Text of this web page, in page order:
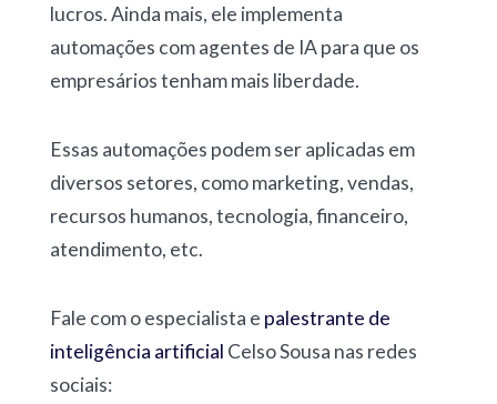
lucros. Ainda mais, ele implementa
automações com agentes de IA para que os
empresários tenham mais liberdade.
Essas automações podem ser aplicadas em
diversos setores, como marketing, vendas,
recursos humanos, tecnologia, financeiro,
atendimento, etc.
Fale com o especialista e palestrante de
inteligência artificial Celso Sousa nas redes
sociais: